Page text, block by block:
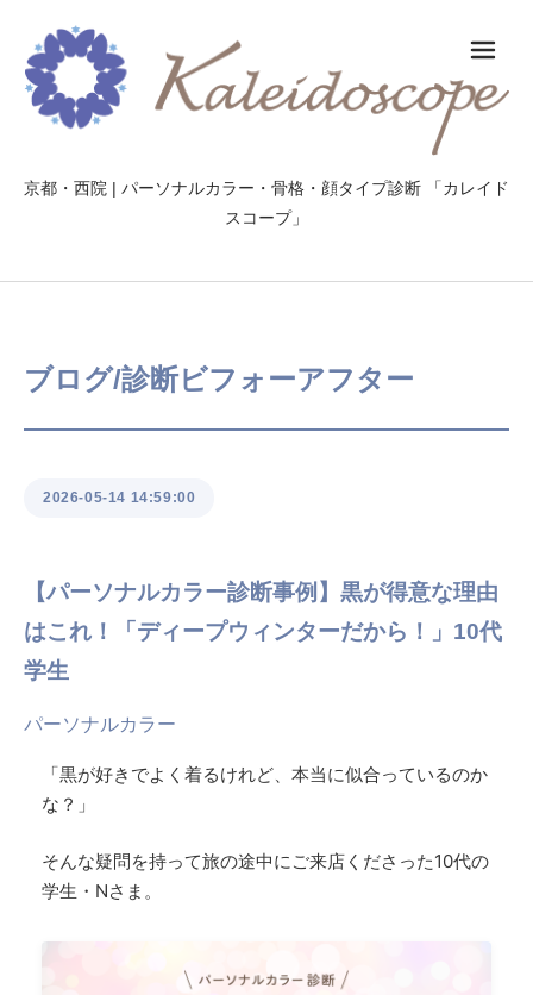
京都・西院 | パーソナルカラー・骨格・顔タイプ診断 「カレイド
スコープ」
ブログ/診断ビフォーアフター
2026-05-14 14:59:00
【パーソナルカラー診断事例】黒が得意な理由
はこれ！「ディープウィンターだから！」10代
学生
パーソナルカラー
「黒が好きでよく着るけれど、本当に似合っているのか
な？」
そんな疑問を持って旅の途中にご来店くださった10代の
学生・Nさま。